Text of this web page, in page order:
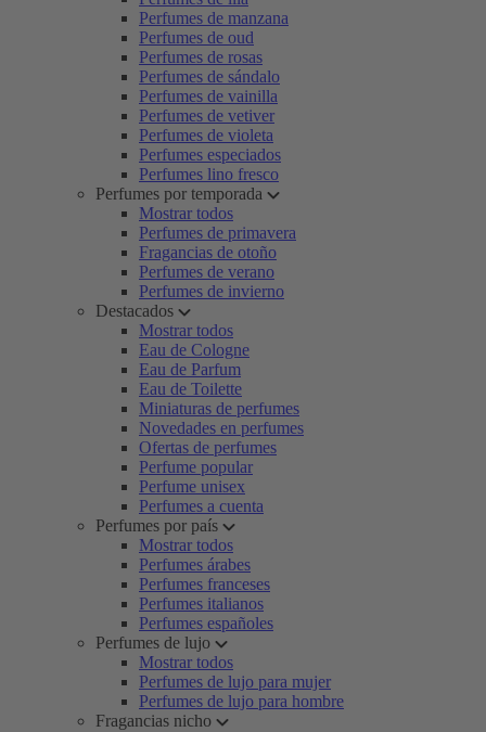
Perfumes de manzana
Perfumes de oud
Perfumes de rosas
Perfumes de sándalo
Perfumes de vainilla
Perfumes de vetiver
Perfumes de violeta
Perfumes especiados
Perfumes lino fresco
Perfumes por temporada
Mostrar todos
Perfumes de primavera
Fragancias de otoño
Perfumes de verano
Perfumes de invierno
Destacados
Mostrar todos
Eau de Cologne
Eau de Parfum
Eau de Toilette
Miniaturas de perfumes
Novedades en perfumes
Ofertas de perfumes
Perfume popular
Perfume unisex
Perfumes a cuenta
Perfumes por país
Mostrar todos
Perfumes árabes
Perfumes franceses
Perfumes italianos
Perfumes españoles
Perfumes de lujo
Mostrar todos
Perfumes de lujo para mujer
Perfumes de lujo para hombre
Fragancias nicho